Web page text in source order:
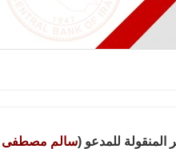
المنقولة للمدعو (سالم مصطفى